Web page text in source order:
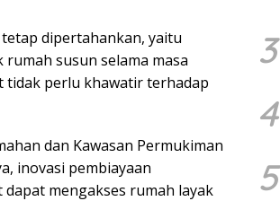
dipertahankan, yaitu
susun selama masa
tidak perlu khawatir terhadap
dan Kawasan Permukiman
inovasi pembiayaan
mengakses rumah layak
3
4
5